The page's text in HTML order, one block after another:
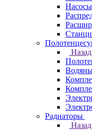
Назад
Радиаторы
Назад